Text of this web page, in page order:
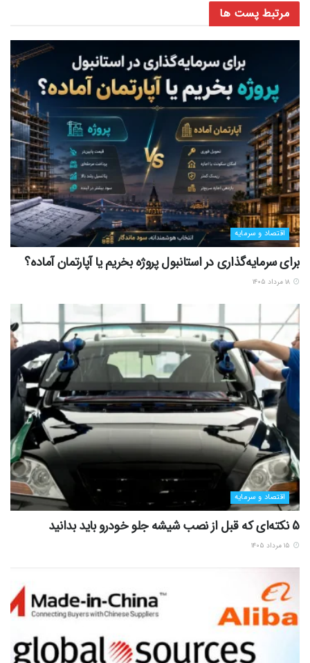
مرتبط پست ها
اقتصاد و سرمایه
برای سرمایه‌گذاری در استانبول پروژه بخریم یا آپارتمان آماده؟
اقتصاد و سرمایه
5 نکته‌ای که قبل از نصب شیشه جلو خودرو باید بدانید